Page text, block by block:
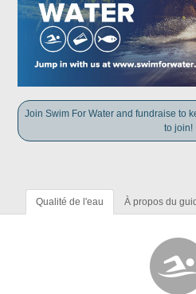
Join Swim For Water and fundraise to
to join!
Qualité de l'eau À propos du